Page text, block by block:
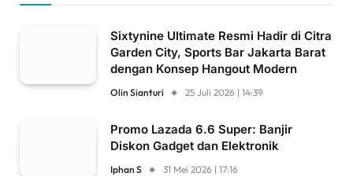
Sixtynine Ultimate Resmi Hadir di Citra
Garden City, Sports Bar Jakarta Barat
dengan Konsep Hangout Modern
Olin Sianturi 25 Juli 2026 | 14:39
Promo Lazada 6.6 Super: Banjir
Diskon Gadget dan Elektronik
Iphan S 31 Mei 2026 | 17:16